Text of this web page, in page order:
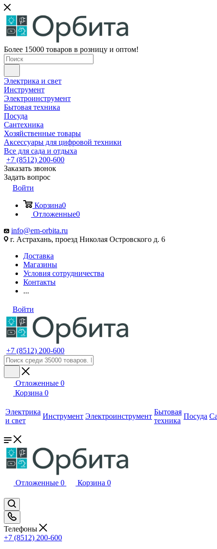
Более 15000 товаров в розницу и оптом!
Электрика и свет
Инструмент
Электроинструмент
Бытовая техника
Посуда
Сантехника
Хозяйственные товары
Аксессуары для цифровой техники
Все для сада и отдыха
+7 (8512) 200-600
Заказать звонок
Задать вопрос
Войти
Корзина0
Отложенные0
info@em-orbita.ru
г. Астрахань, проезд Николая Островского д. 6
Доставка
Магазины
Условия сотрудничества
Контакты
...
Войти
+7 (8512) 200-600
Отложенные 0
Корзина 0
Электрика
и свет
Инструмент Электроинструмент
Бытовая
техника
Посуда
Отложенные 0 Корзина 0
Телефоны
+7 (8512) 200-600